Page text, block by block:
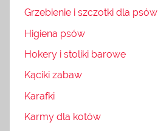
Grzebienie i szczotki dla psów
Higiena psów
Hokery i stoliki barowe
Kąciki zabaw
Karafki
Karmy dla kotów